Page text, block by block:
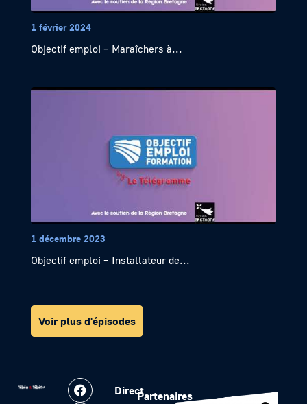
1 février 2024
Objectif emploi – Maraîchers à...
1 décembre 2023
Objectif emploi – Installateur de...
Voir plus d'épisodes
DirectPartenaires